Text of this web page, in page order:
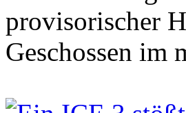
provisorischer
Geschossen im